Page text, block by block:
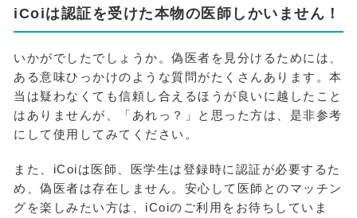
iCoiは認証を受けた本物の医師しかいません！
いかがでしたでしょうか。偽医者を見分けるためには、
ある意味ひっかけのような質問がたくさんあります。本
当は疑わなくても信頼し合えるほうが良いに越したこと
はありませんが、「あれっ？」と思った方は、是非参考
にして使用してみてください。
また、iCoiは医師、医学生は登録時に認証が必要するた
め、偽医者は存在しません。安心して医師とのマッチン
グを楽しみたい方は、iCoiのご利用をお待ちしていま